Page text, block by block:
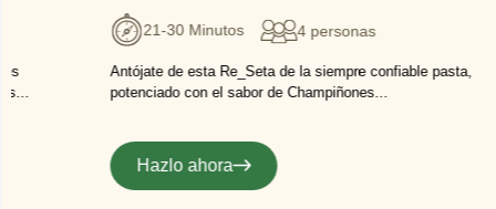
21-30 Minutos 4 personas
Antójate de esta Re_Seta de la siempre confiable pasta,
potenciado con el sabor de Champiñones...
Hazlo ahora